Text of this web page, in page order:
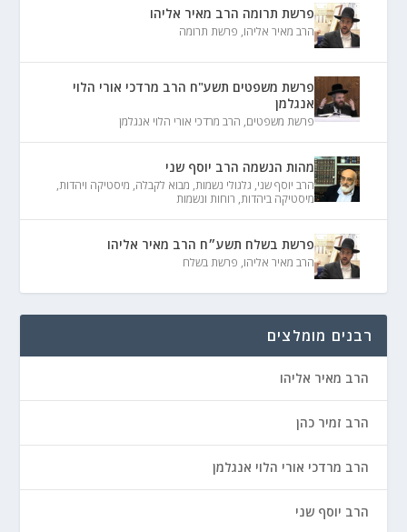
פרשת תרומה הרב מאיר אליהו
הרב מאיר אליהו, פרשת תרומה
פרשת משפטים תשע"ח הרב מרדכי אורי הלוי
אנגלמן
פרשת משפטים, הרב מרדכי אורי הלוי אנגלמן
מהות הנשמה הרב יוסף שני
הרב יוסף שני, גלגולי נשמות, מבוא לקבלה, מיסטיקה ויהדות,
מיסטיקה ביהדות, רוחות ונשמות
פרשת בשלח תשע״ח הרב מאיר אליהו
הרב מאיר אליהו, פרשת בשלח
רבנים מומלצים
הרב מאיר אליהו
הרב זמיר כהן
הרב מרדכי אורי הלוי אנגלמן
הרב יוסף שני